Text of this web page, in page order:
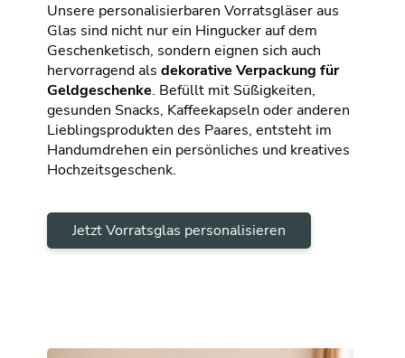
Unsere personalisierbaren Vorratsgläser aus
Glas sind nicht nur ein Hingucker auf dem
Geschenketisch, sondern eignen sich auch
hervorragend als dekorative Verpackung für
Geldgeschenke. Befüllt mit Süßigkeiten,
gesunden Snacks, Kaffeekapseln oder anderen
Lieblingsprodukten des Paares, entsteht im
Handumdrehen ein persönliches und kreatives
Hochzeitsgeschenk.
Jetzt Vorratsglas personalisieren